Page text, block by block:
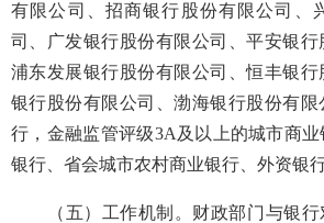
有限公司、招商银行股份有限公司、
司、广发银行股份有限公司、平安银
浦东发展银行股份有限公司、恒丰银
银行股份有限公司、渤海银行股份有限
行，金融监管评级3A及以上的城市商
银行、省会城市农村商业银行、外资银行
（五）工作机制。财政部门与银行